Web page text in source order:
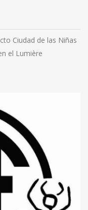
Ciudad de las Niñas
el Lumière